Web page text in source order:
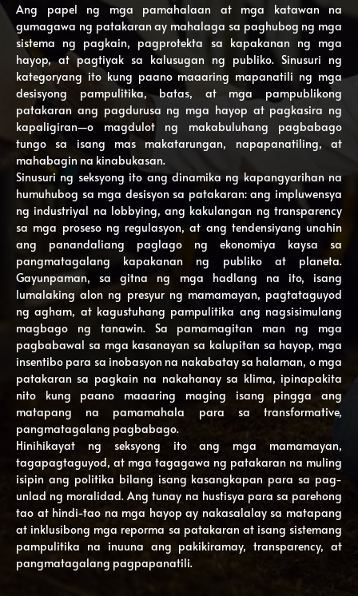
Ang papel ng mga pamahalaan at mga katawan na
gumagawa ng patakaran ay mahalaga sa paghubog ng mga
sistema ng pagkain, pagprotekta sa kapakanan ng mga
hayop, at pagtiyak sa kalusugan ng publiko. Sinusuri ng
kategoryang ito kung paano maaaring mapanatili ng mga
desisyong pampulitika, batas, at mga pampublikong
patakaran ang pagdurusa ng mga hayop at pagkasira ng
kapaligiran—o magdulot ng makabuluhang pagbabago
tungo sa isang mas makatarungan, napapanatiling, at
mahabagin na kinabukasan.
Sinusuri ng seksyong ito ang dinamika ng kapangyarihan na
humuhubog sa mga desisyon sa patakaran: ang impluwensya
ng industriyal na lobbying, ang kakulangan ng transparency
sa mga proseso ng regulasyon, at ang tendensiyang unahin
ang panandaliang paglago ng ekonomiya kaysa sa
pangmatagalang kapakanan ng publiko at planeta.
Gayunpaman, sa gitna ng mga hadlang na ito, isang
lumalaking alon ng presyur ng mamamayan, pagtataguyod
ng agham, at kagustuhang pampulitika ang nagsisimulang
magbago ng tanawin. Sa pamamagitan man ng mga
pagbabawal sa mga kasanayan sa kalupitan sa hayop, mga
insentibo para sa inobasyon na nakabatay sa halaman, o mga
patakaran sa pagkain na nakahanay sa klima, ipinapakita
nito kung paano maaaring maging isang pingga ang
matapang na pamamahala para sa transformative,
pangmatagalang pagbabago.
Hinihikayat ng seksyong ito ang mga mamamayan,
tagapagtaguyod, at mga tagagawa ng patakaran na muling
isipin ang politika bilang isang kasangkapan para sa pag-
unlad ng moralidad. Ang tunay na hustisya para sa parehong
tao at hindi-tao na mga hayop ay nakasalalay sa matapang
at inklusibong mga reporma sa patakaran at isang sistemang
pampulitika na inuuna ang pakikiramay, transparency, at
pangmatagalang pagpapanatili.